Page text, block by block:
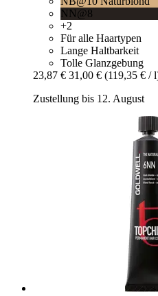
NN@8
+2
Für alle Haartypen
Lange Haltbarkeit
Tolle Glanzgebung
23,87 € 31,00 € (119,35 € /
Zustellung bis 12. August